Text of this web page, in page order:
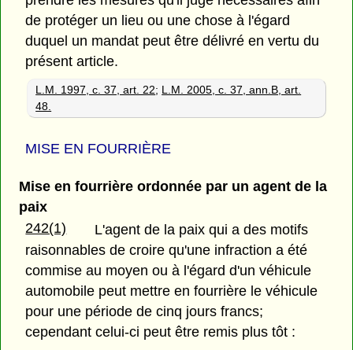
de protéger un lieu ou une chose à l'égard
duquel un mandat peut être délivré en vertu du
présent article.
L.M. 1997, c. 37, art. 22; L.M. 2005, c. 37, ann.B, art.
48.
MISE EN FOURRIÈRE
Mise en fourrière ordonnée par un agent de la
paix
242(1)
L'agent de la paix qui a des motifs
raisonnables de croire qu'une infraction a été
commise au moyen ou à l'égard d'un véhicule
automobile peut mettre en fourrière le véhicule
pour une période de cinq jours francs;
cependant celui-ci peut être remis plus tôt :